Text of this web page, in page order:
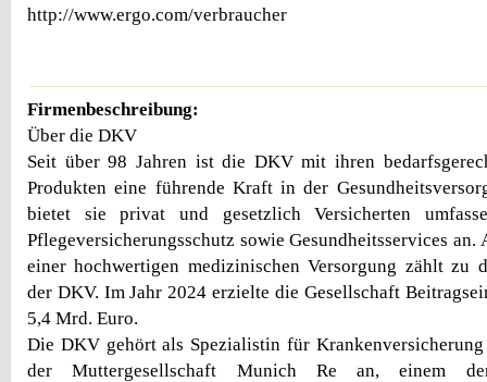
http://www.ergo.com/verbraucher
Firmenbeschreibung:
Über die DKV
Seit über 98 Jahren ist die DKV mit ihren
Produkten eine führende Kraft in der
bietet sie privat und gesetzlich Versicherten
Pflegeversicherungsschutz sowie Gesundheitsservices an.
einer hochwertigen medizinischen Versorgung zählt zu
der DKV. Im Jahr 2024 erzielte die Gesellschaft
5,4 Mrd. Euro.
Die DKV gehört als Spezialistin für
der Muttergesellschaft Munich Re an, einem